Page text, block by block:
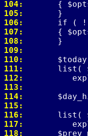
104:
105:
106:
107:
108:
109:
110:
111:
112:
113:
114:
115:
116:
117:
118: